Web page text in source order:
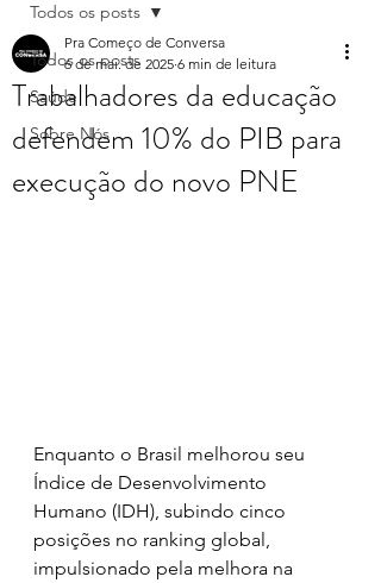
Todos os posts
Saúde
Sobre Nós
Todos os posts
Trabalhadores da educação
defendem 10% do PIB para
execução do novo PNE
Pra Começo de Conversa
6 de mai. de 2025 6 min de leitura
Enquanto o Brasil melhorou seu
Índice de Desenvolvimento
Humano (IDH), subindo cinco
posições no ranking global,
impulsionado pela melhora na